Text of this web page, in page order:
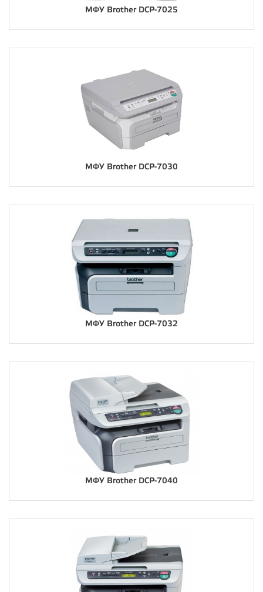
МФУ Brother DCP-7025
МФУ Brother DCP-7030
МФУ Brother DCP-7032
МФУ Brother DCP-7040